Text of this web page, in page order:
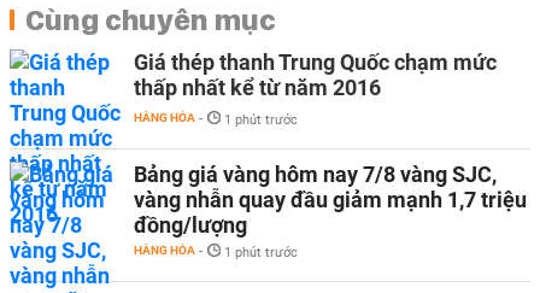
Cùng chuyên mục
Giá thép thanh Trung Quốc chạm mức
thấp nhất kể từ năm 2016
HÀNG HÓA - 1 phút trước
Bảng giá vàng hôm nay 7/8 vàng SJC,
vàng nhẫn quay đầu giảm mạnh 1,7 triệu
đồng/lượng
HÀNG HÓA - 1 phút trước